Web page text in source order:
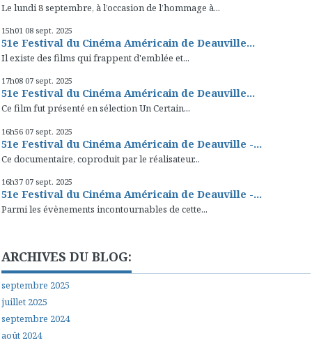
Le lundi 8 septembre, à l’occasion de l’hommage à...
15h01 08 sept. 2025
51e Festival du Cinéma Américain de Deauville...
Il existe des films qui frappent d'emblée et...
17h08 07 sept. 2025
51e Festival du Cinéma Américain de Deauville...
Ce film fut présenté en sélection Un Certain...
16h56 07 sept. 2025
51e Festival du Cinéma Américain de Deauville -...
Ce documentaire, coproduit par le réalisateur...
16h37 07 sept. 2025
51e Festival du Cinéma Américain de Deauville -...
Parmi les évènements incontournables de cette...
ARCHIVES DU BLOG:
septembre 2025
juillet 2025
septembre 2024
août 2024